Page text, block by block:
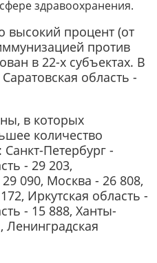
здравоохранения.
процент (от
против
в 22-х субъектах. В
область -
в которых
количество
Петербург -
- 29 203,
090, Москва - 26 808,
Иркутская область -
- 15 888, Ханты-